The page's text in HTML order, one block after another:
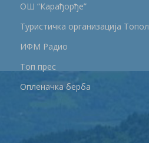
ОШ “Карађорђе”
Туристичка организација
ИФМ Радио
Топ прес
Опленачка берба